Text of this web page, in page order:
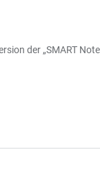
der „SMART